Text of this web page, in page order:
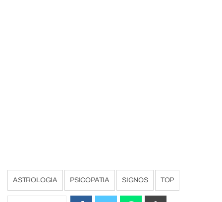
ASTROLOGIA PSICOPATIA SIGNOS TOP